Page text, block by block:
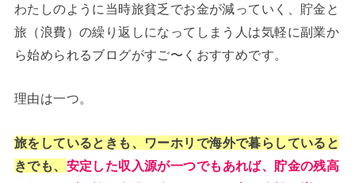
わたしのように当時旅貧乏でお金が減っていく、貯金と
旅（浪費）の繰り返しになってしまう人は気軽に副業か
ら始められるブログがすご〜くおすすめです。
理由は一つ。
旅をしているときも、
ワーホリで海外で暮らしていると
きでも、 安定した収入源が一つでもあれば、貯金の残高